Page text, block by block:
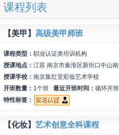
课程列表
【美甲】 高级美甲师班
课程类型： 职业认证类培训机构
授课地点： 江苏 南京市秦淮区新街口中山
授课学校： 南京集红堂彩妆艺术学校
开班数量： 1个班 最近开班时间： 循环开班
特性标签：
【化妆】 艺术创意全科课程